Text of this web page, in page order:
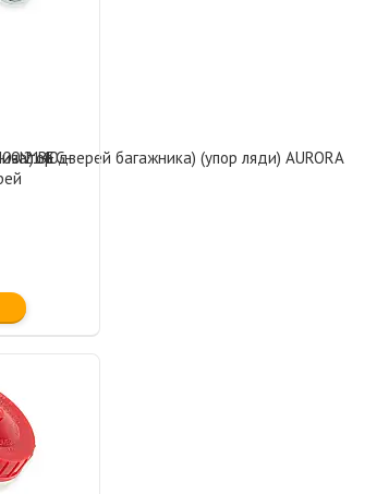
BEG-дверей багажника) (упор ляди) AURORA
2140